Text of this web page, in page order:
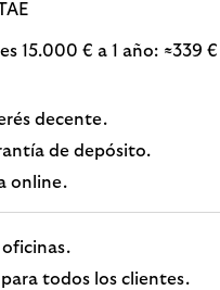
15.000 € a 1 año: ≈339 €
decente.
de depósito.
online.
oficinas.
para todos los clientes.